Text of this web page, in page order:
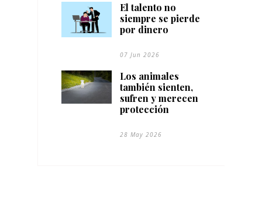
El talento no
siempre se pierde
por dinero
07 Jun 2026
Los animales
también sienten,
sufren y merecen
protección
28 May 2026